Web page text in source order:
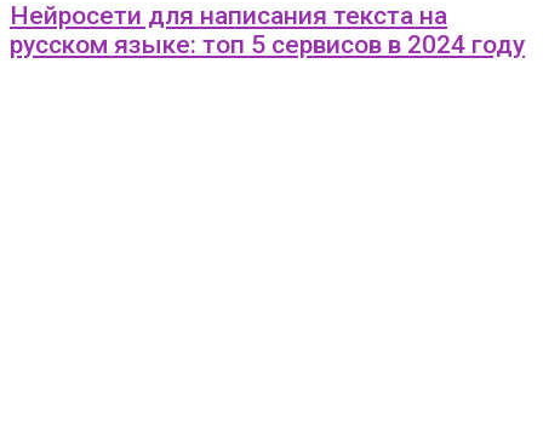
Нейросети для написания текста на
русском языке: топ 5 сервисов в 2024 году